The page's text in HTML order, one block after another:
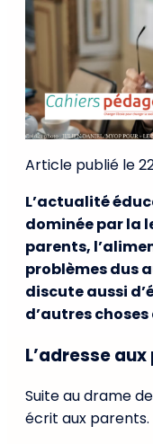
Article publié le
L’actualité
dominée par la
parents,
problèmes dus
discute aussi
d’autres choses
L’adresse
Suite au drame
écrit aux parents.